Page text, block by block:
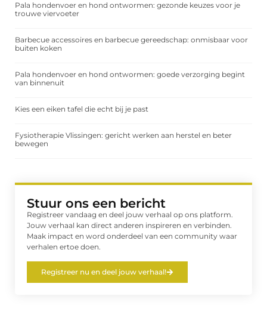
Pala hondenvoer en hond ontwormen: gezonde keuzes voor je
trouwe viervoeter
Barbecue accessoires en barbecue gereedschap: onmisbaar voor
buiten koken
Pala hondenvoer en hond ontwormen: goede verzorging begint
van binnenuit
Kies een eiken tafel die echt bij je past
Fysiotherapie Vlissingen: gericht werken aan herstel en beter
bewegen
Stuur ons een bericht
Registreer vandaag en deel jouw verhaal op ons platform.
Jouw verhaal kan direct anderen inspireren en verbinden.
Maak impact en word onderdeel van een community waar
verhalen ertoe doen.
Registreer nu en deel jouw verhaal!